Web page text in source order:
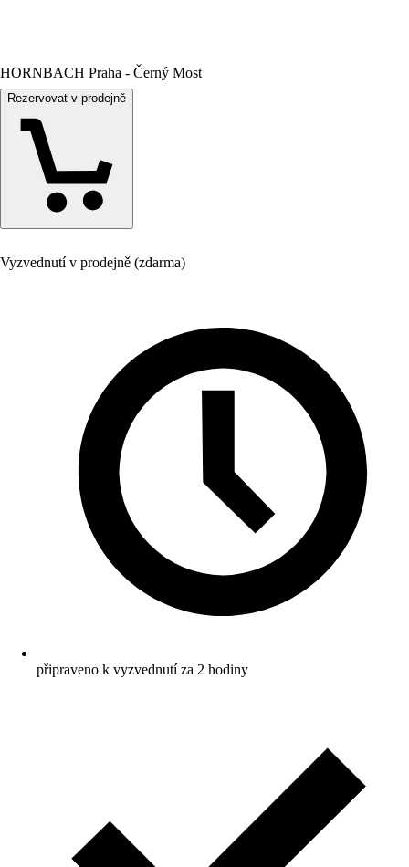
HORNBACH Praha - Černý Most
Rezervovat v prodejně
Vyzvednutí v prodejně (zdarma)
připraveno k vyzvednutí za 2 hodiny